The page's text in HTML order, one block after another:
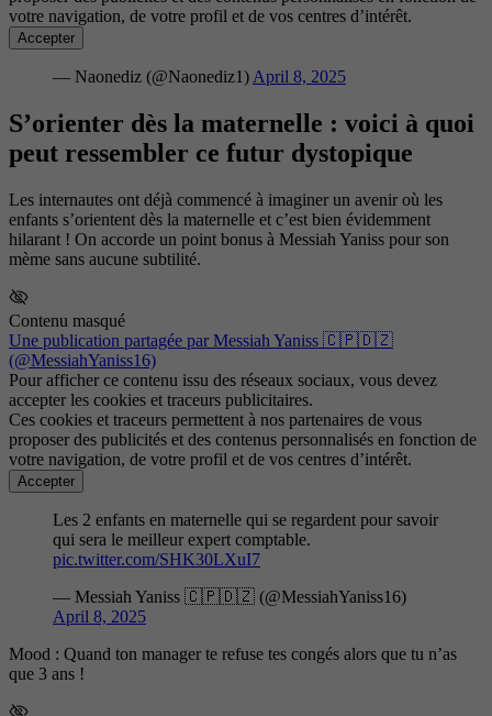
votre navigation, de votre profil et de vos centres d’intérêt.
Accepter
— Naonediz (@Naonediz1) April 8, 2025
S’orienter dès la maternelle : voici à quoi
peut ressembler ce futur dystopique
Les internautes ont déjà commencé à imaginer un avenir où les
enfants s’orientent dès la maternelle et c’est bien évidemment
hilarant ! On accorde un point bonus à Messiah Yaniss pour son
mème sans aucune subtilité.
Contenu masqué
Une publication partagée par Messiah Yaniss 🇨🇵🇩🇿
(@MessiahYaniss16)
Pour afficher ce contenu issu des réseaux sociaux, vous devez
accepter les cookies et traceurs publicitaires.
Ces cookies et traceurs permettent à nos partenaires de vous
proposer des publicités et des contenus personnalisés en fonction de
votre navigation, de votre profil et de vos centres d’intérêt.
Accepter
Les 2 enfants en maternelle qui se regardent pour savoir
qui sera le meilleur expert comptable.
pic.twitter.com/SHK30LXuI7
— Messiah Yaniss 🇨🇵🇩🇿 (@MessiahYaniss16)
April 8, 2025
Mood : Quand ton manager te refuse tes congés alors que tu n’as
que 3 ans !